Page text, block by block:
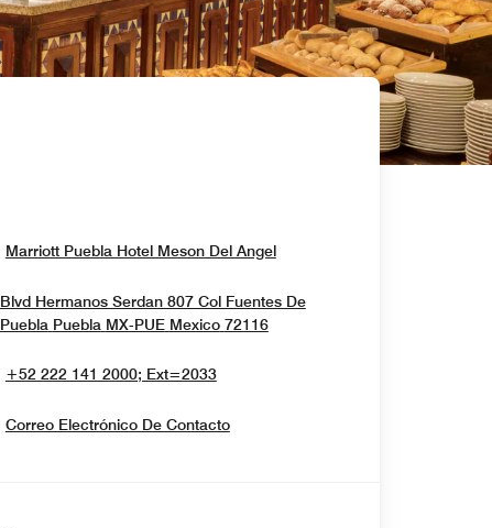
Marriott Puebla Hotel Meson Del AngelOpens In New Window
Blvd Hermanos Serdan 807 Col Fuentes De
Puebla Puebla MX-PUE Mexico 72116Opens In New Window
+52 222 141 2000; Ext=2033
Correo Electrónico De Contacto